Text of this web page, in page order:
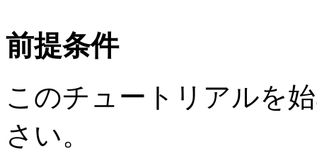
前提条件
このチュートリアルを
さい。